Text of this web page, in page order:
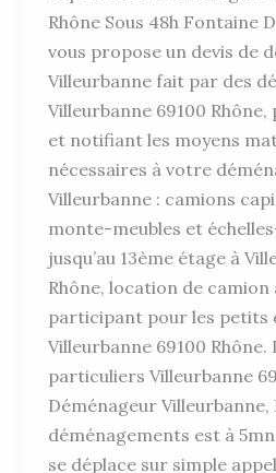
Rhône Sous 48h Fontaine
vous propose un devis de
Villeurbanne fait par des
Villeurbanne 69100
et notifiant les moyens
nécessaires à votre
Villeurbanne : camions
monte-meubles et
jusqu’au 13ème étage à
Rhône, location de
participant pour les petits
Villeurbanne 69100
particuliers Villeurbanne
Déménageur
déménagements est à
se déplace sur simple